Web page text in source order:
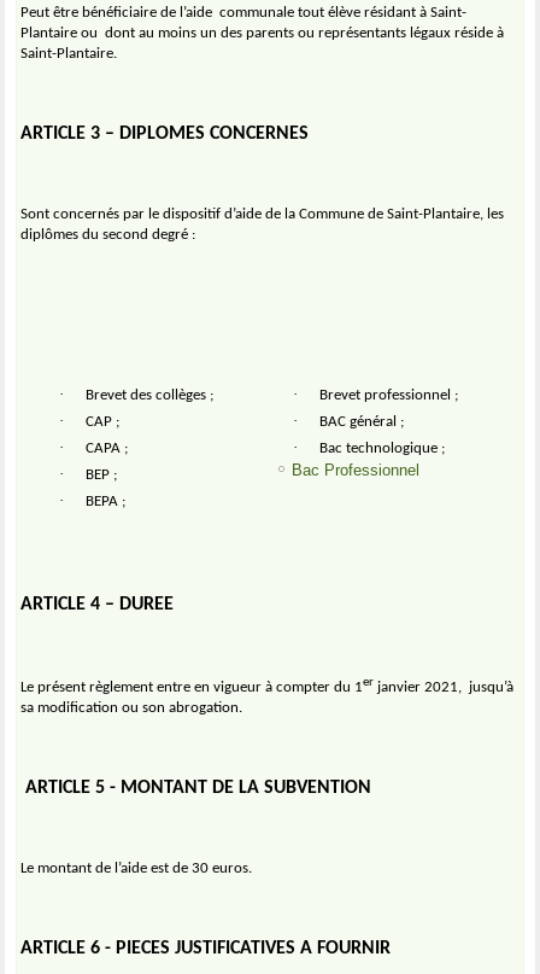
Peut être bénéficiaire de l’aide communale tout élève résidant à Saint-
Plantaire ou dont au moins un des parents ou représentants légaux réside à
Saint-Plantaire.
ARTICLE 3 – DIPLOMES CONCERNES
Sont concernés par le dispositif d’aide de la Commune de Saint-Plantaire, les
diplômes du second degré :
· Brevet des collèges ;
· CAP ;
· CAPA ;
· BEP ;
· BEPA ;
· Brevet professionnel ;
· BAC général ;
· Bac technologique ;
Bac Professionnel
ARTICLE 4 – DUREE
Le présent règlement entre en vigueur à compter du 1er janvier 2021, jusqu’à
sa modification ou son abrogation.
ARTICLE 5 - MONTANT DE LA SUBVENTION
Le montant de l’aide est de 30 euros.
ARTICLE 6 - PIECES JUSTIFICATIVES A FOURNIR